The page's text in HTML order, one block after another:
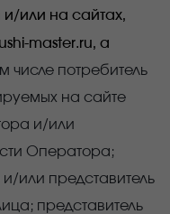
и/или на сайтах,
master.ru, а
числе потребитель
на сайте
и/или
Оператора;
или представитель
представитель